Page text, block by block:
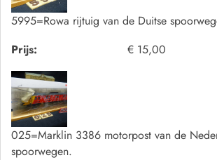
5995=Rowa rijtuig van de Duitse
Prijs:
€ 15,00
025=Marklin 3386 motorpost van de
spoorwegen.